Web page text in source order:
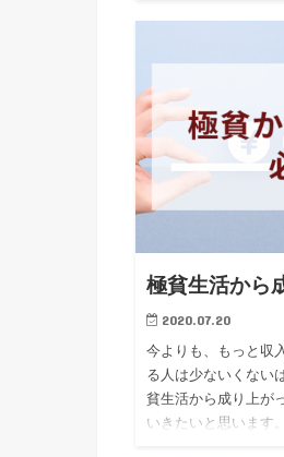
極貧生活から
2020.07.20
今よりも、もっと収
る人は少ないくない
貧生活から成り上が
いきたいと思います